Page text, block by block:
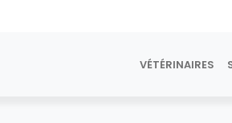
VÉTÉRINAIRES